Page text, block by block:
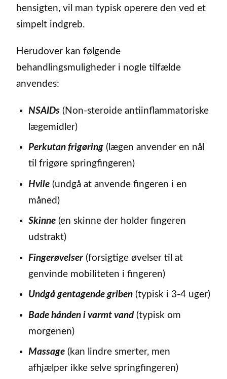
hensigten, vil man typisk operere den ved et
simpelt indgreb.
Herudover kan følgende
behandlingsmuligheder i nogle tilfælde
anvendes:
NSAIDs(Non-steroide antiinflammatoriske
lægemidler)
Perkutan frigøring(lægen anvender en nål
til frigøre springfingeren)
Hvile(undgå at anvende fingeren i en
måned)
Skinne(en skinne der holder fingeren
udstrakt)
Fingerøvelser(forsigtige øvelser til at
genvinde mobiliteten i fingeren)
Undgå gentagende griben(typisk i 3-4 uger)
Bade hånden i varmt vand(typisk om
morgenen)
Massage(kan lindre smerter, men
afhjælper ikke selve springfingeren)